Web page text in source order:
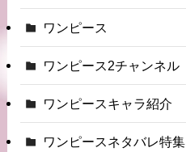
ワンピース
ワンピース2チャンネル
ワンピースキャラ紹介
ワンピースネタバレ特集